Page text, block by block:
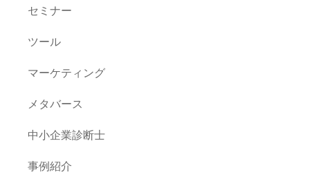
セミナー
ツール
マーケティング
メタバース
中小企業診断士
事例紹介